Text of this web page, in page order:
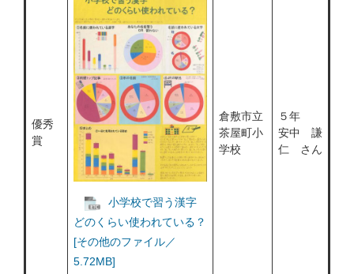
優秀
賞
小学校で習う漢字
どのくらい使われている？
[その他のファイル／
5.72MB]
倉敷市立
茶屋町小
学校
５年
安中 謙
仁 さん